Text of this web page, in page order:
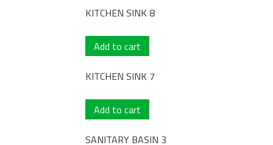
KITCHEN SINK 8
Add to cart
KITCHEN SINK 7
Add to cart
SANITARY BASIN 3